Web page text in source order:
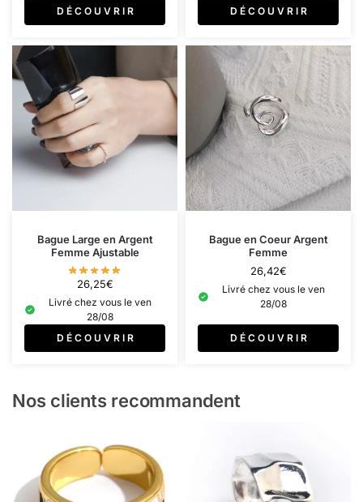
D É C O U V R I R
D É C O U V R I R
Bague Large en Argent
Femme Ajustable
26,25€
Livré chez vous le ven
28/08
D É C O U V R I R
Bague en Coeur Argent
Femme
26,42€
Livré chez vous le ven
28/08
D É C O U V R I R
Nos clients recommandent